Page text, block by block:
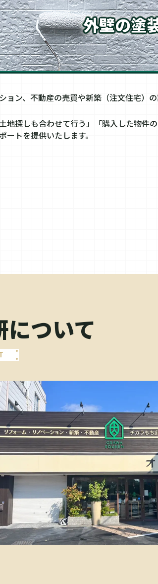
外壁の塗
ン、不動産の売買や新築（注文住宅）
探しも合わせて行う」「購入した物件
トを提供いたします。
ついて